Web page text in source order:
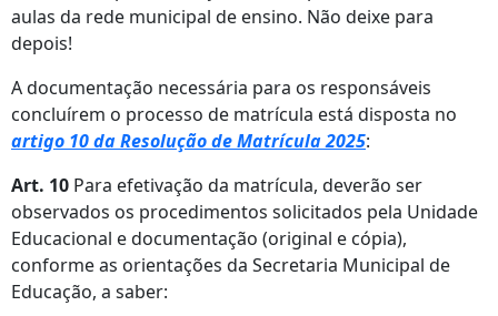
aulas da rede municipal de ensino. Não deixe para
depois!
A documentação necessária para os responsáveis
concluírem o processo de matrícula está disposta no
artigo 10 da Resolução de Matrícula 2025:
Art. 10 Para efetivação da matrícula, deverão ser
observados os procedimentos solicitados pela Unidade
Educacional e documentação (original e cópia),
conforme as orientações da Secretaria Municipal de
Educação, a saber: